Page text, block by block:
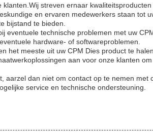
streven ernaar
en ervaren medewerkers staan tot
bijstand te bieden.
eventuele technische problemen met uw
hardware- of softwareproblemen.
het meeste uit uw CPM Dies product te
aan voor onze klanten
aarzel dan niet om contact op te nemen met
service en technische ondersteuning.